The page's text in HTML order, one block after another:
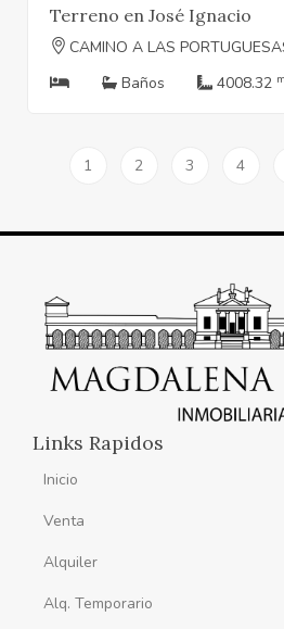
Terreno en José Ignacio
CAMINO A LAS
Baños
4008.32
1 2 3 4
Links Rapidos
Inicio
Venta
Alquiler
Alq. Temporario